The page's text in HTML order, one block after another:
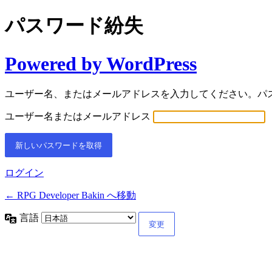
パスワード紛失
Powered by WordPress
ユーザー名、またはメールアドレスを入力してください。
ユーザー名またはメールアドレス
ログイン
← RPG Developer Bakin へ移動
言語